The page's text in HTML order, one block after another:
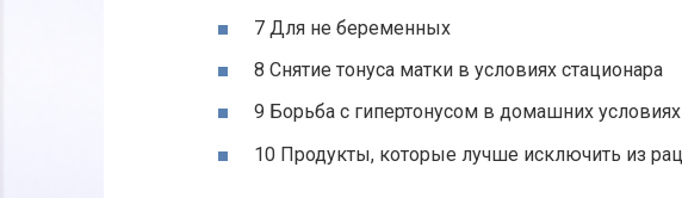
7 Для не беременных
8 Снятие тонуса матки в условиях стационара
9 Борьба с гипертонусом в домашних условиях
10 Продукты, которые лучше исключить из